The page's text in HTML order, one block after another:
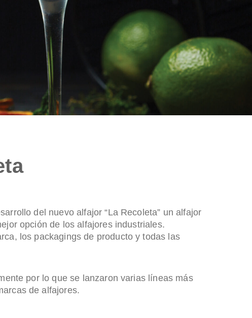
del nuevo alfajor “La Recoleta” un alfajor
opción de los alfajores industriales.
los packagings de producto y todas las
por lo que se lanzaron varias líneas más
de alfajores.